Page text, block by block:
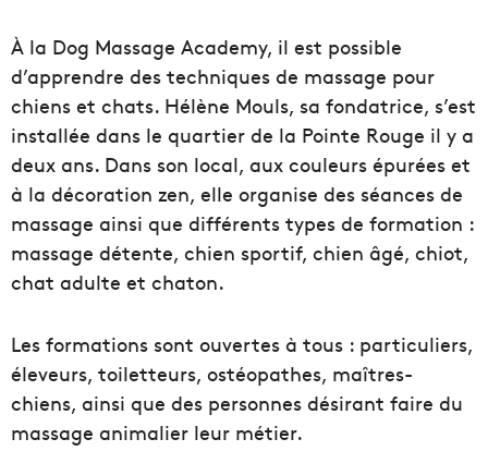
À la Dog Massage Academy, il est possible
d’apprendre des techniques de massage pour
chiens et chats. Hélène Mouls, sa fondatrice, s’est
installée dans le quartier de la Pointe Rouge il y a
deux ans. Dans son local, aux couleurs épurées et
à la décoration zen, elle organise des séances de
massage ainsi que différents types de formation :
massage détente, chien sportif, chien âgé, chiot,
chat adulte et chaton.
Les formations sont ouvertes à tous : particuliers,
éleveurs, toiletteurs, ostéopathes, maîtres-
chiens, ainsi que des personnes désirant faire du
massage animalier leur métier.